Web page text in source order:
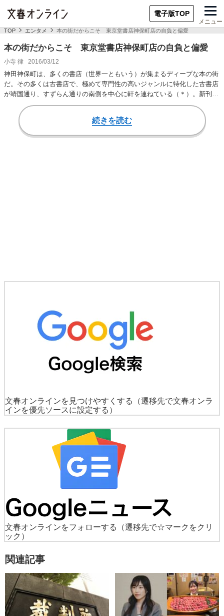
電子版TOP
メニュー
TOP エンタメ 本の街だからこそ 東京堂書店神保町店の自負と偏愛
本の街だからこそ 東京堂書店神保町店の自負と偏愛
小寺 律 2016/03/12
神田神保町は、多くの書店（世界一ともいう）が集まるディープな本の街
だ。その多くは古書店で、極めて専門性の高いジャンルに特化した古書店
が靖国通り、すずらん通りの南側を中心に軒を連ねている（＊）。新刊書
店の数はさほど多…
続きを読む
文春オンラインを見つけやすくする
（遷移先で文春オンラ
インを優先ソースに設定する）
文春オンラインをフォローする
（遷移先で☆マークをクリ
ック）
関連記事